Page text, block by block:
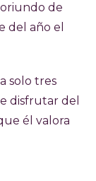
de
del año el
solo tres
disfrutar del
él valora